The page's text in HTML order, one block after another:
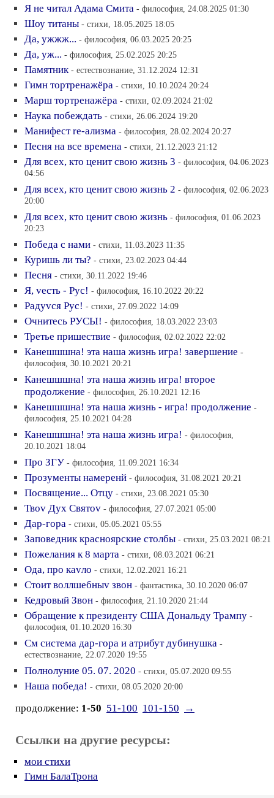
Я не читал Адама Смита - философия, 24.08.2025 01:30
Шоу титаны - стихи, 18.05.2025 18:05
Да, ужжж... - философия, 06.03.2025 20:25
Да, уж... - философия, 25.02.2025 20:25
Памятник - естествознание, 31.12.2024 12:31
Гимн тортренажёра - стихи, 10.10.2024 20:24
Марш тортренажёра - стихи, 02.09.2024 21:02
Наука побеждать - стихи, 26.06.2024 19:20
Манифест re-ализма - философия, 28.02.2024 20:27
Песня на все времена - стихи, 21.12.2023 21:12
Для всех, кто ценит свою жизнь 3 - философия, 04.06.2023
04:56
Для всех, кто ценит свою жизнь 2 - философия, 02.06.2023
20:00
Для всех, кто ценит свою жизнь - философия, 01.06.2023
20:23
Победа с нами - стихи, 11.03.2023 11:35
Куришь ли ты? - стихи, 23.02.2023 04:44
Песня - стихи, 30.11.2022 19:46
Я, vесть - Рус! - философия, 16.10.2022 20:22
Радуvся Рус! - стихи, 27.09.2022 14:09
Очнитесь РУСЫ! - философия, 18.03.2022 23:03
Третье пришествие - философия, 02.02.2022 22:02
Канешшшна! эта наша жизнь игра! завершение -
философия, 30.10.2021 20:21
Канешшшна! эта наша жизнь игра! второе
продолжение - философия, 26.10.2021 12:16
Канешшшна! эта наша жизнь - игра! продолжение -
философия, 25.10.2021 04:28
Канешшшна! эта наша жизнь игра! - философия,
20.10.2021 18:04
Про ЗГУ - философия, 11.09.2021 16:34
Прозументы намеренй - философия, 31.08.2021 20:21
Посвящение... Отцу - стихи, 23.08.2021 05:30
Твоv Дух Святоv - философия, 27.07.2021 05:00
Дар-гора - стихи, 05.05.2021 05:55
Заповедник красноярские столбы - стихи, 25.03.2021 08:21
Пожелания к 8 марта - стихи, 08.03.2021 06:21
Ода, про каvло - стихи, 12.02.2021 16:21
Стоит воллшебныv звон - фантастика, 30.10.2020 06:07
Кедровый Звон - философия, 21.10.2020 21:44
Обращение к президенту США Дональду Трампу -
философия, 01.10.2020 16:30
См система дар-гора и атрибут дубинушка -
естествознание, 22.07.2020 19:55
Полнолуние 05. 07. 2020 - стихи, 05.07.2020 09:55
Наша победа! - стихи, 08.05.2020 20:00
продолжение: 1-50 51-100 101-150 →
Ссылки на другие ресурсы:
мои стихи
Гимн БалаТрона